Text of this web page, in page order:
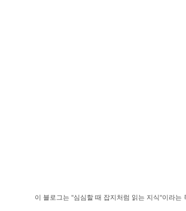
이 블로그는 "심심할 때 잡지처럼 읽는 지식"이라